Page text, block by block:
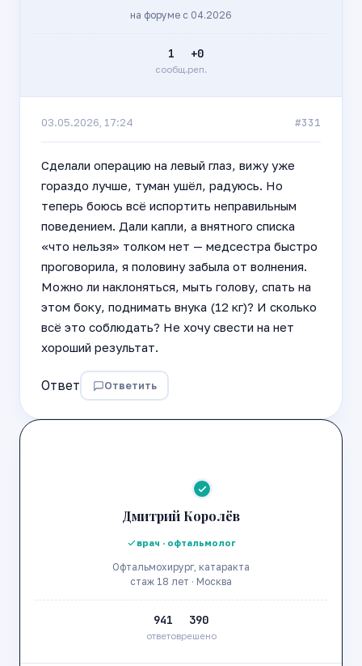
на форуме с 04.2026
1
сообщ.
+0
реп.
03.05.2026, 17:24 #331
Сделали операцию на левый глаз, вижу уже
гораздо лучше, туман ушёл, радуюсь. Но
теперь боюсь всё испортить неправильным
поведением. Дали капли, а внятного списка
«что нельзя» толком нет — медсестра быстро
проговорила, я половину забыла от волнения.
Можно ли наклоняться, мыть голову, спать на
этом боку, поднимать внука (12 кг)? И сколько
всё это соблюдать? Не хочу свести на нет
хороший результат.
Ответ Ответить
Дмитрий Королёв
врач · офтальмолог
Офтальмохирург, катаракта
стаж 18 лет · Москва
941
ответов
390
решено